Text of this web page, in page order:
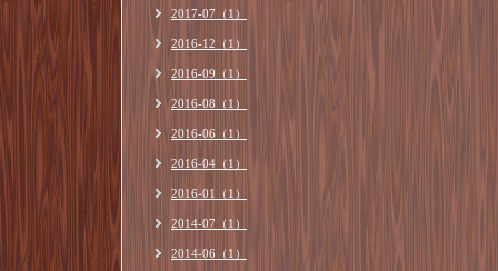
2017-07（1）
2016-12（1）
2016-09（1）
2016-08（1）
2016-06（1）
2016-04（1）
2016-01（1）
2014-07（1）
2014-06（1）